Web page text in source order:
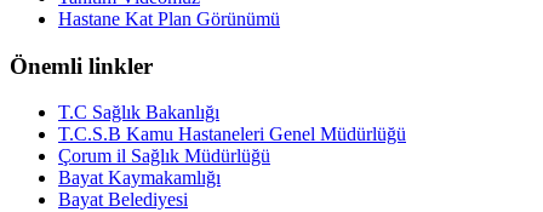
Hastane Kat Plan Görünümü
Önemli linkler
T.C Sağlık Bakanlığı
T.C.S.B Kamu Hastaneleri Genel Müdürlüğü
Çorum il Sağlık Müdürlüğü
Bayat Kaymakamlığı
Bayat Belediyesi